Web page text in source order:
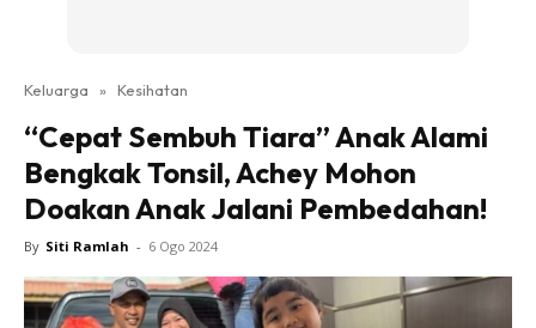
Keluarga » Kesihatan
“Cepat Sembuh Tiara” Anak Alami
Bengkak Tonsil, Achey Mohon
Doakan Anak Jalani Pembedahan!
By Siti Ramlah - 6 Ogo 2024